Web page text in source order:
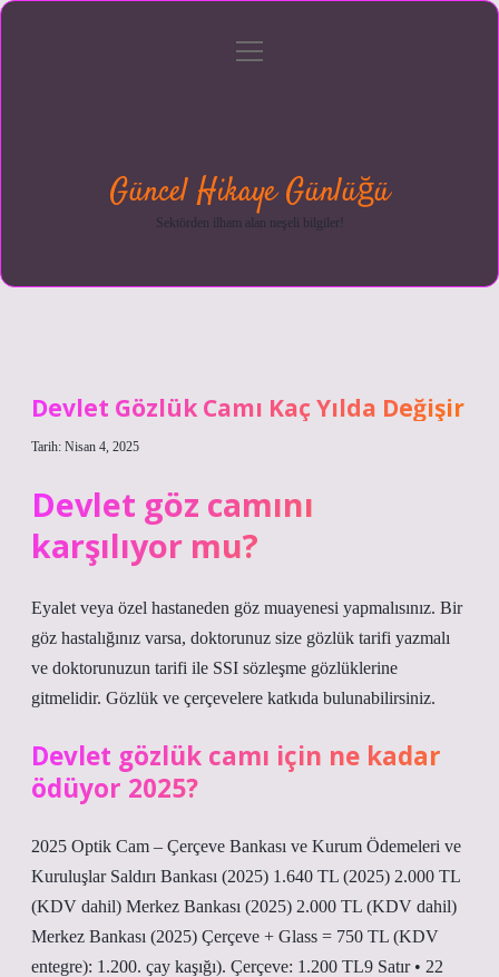
menüyü
Güncel Hikaye Günlüğü
Sektörden ilham alan neşeli bilgiler!
Devlet Gözlük Camı Kaç Yılda Değişir
Tarih: Nisan 4, 2025
Devlet göz camını
karşılıyor mu?
Eyalet veya özel hastaneden göz muayenesi yapmalısınız. Bir
göz hastalığınız varsa, doktorunuz size gözlük tarifi yazmalı
ve doktorunuzun tarifi ile SSI sözleşme gözlüklerine
gitmelidir. Gözlük ve çerçevelere katkıda bulunabilirsiniz.
Devlet gözlük camı için ne kadar
ödüyor 2025?
2025 Optik Cam – Çerçeve Bankası ve Kurum Ödemeleri ve
Kuruluşlar Saldırı Bankası (2025) 1.640 TL (2025) 2.000 TL
(KDV dahil) Merkez Bankası (2025) 2.000 TL (KDV dahil)
Merkez Bankası (2025) Çerçeve + Glass = 750 TL (KDV
entegre): 1.200. çay kaşığı). Çerçeve: 1.200 TL9 Satır • 22